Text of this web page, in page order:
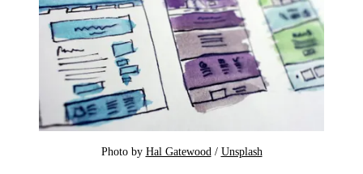
Photo by Hal Gatewood / Unsplash